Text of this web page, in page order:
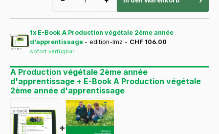
1x E-Book A Production végétale 2ème année
d'apprentissage - edition-lmz - CHF 106.00
sofort verfügbar
A Production végétale 2ème année
d'apprentissage + E-Book A Production végétale
2ème année d'apprentissage
+